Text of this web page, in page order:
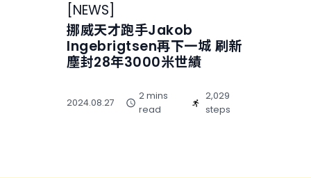
NEWS
挪威天才跑手Jakob
Ingebrigtsen再下一城 刷新
塵封28年3000米世績
2024.08.27
2 mins
read
2,029
steps